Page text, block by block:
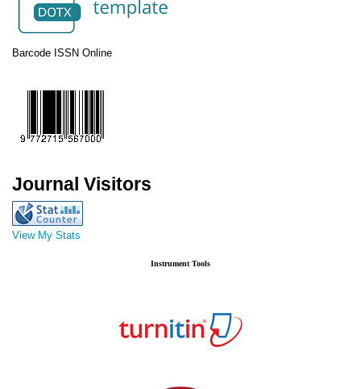
Barcode ISSN Online
Journal Visitors
View My Stats
Instrument Tools